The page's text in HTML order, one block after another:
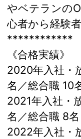
やベテランの
心者から経験
************
《合格実績》
2020年入社
名／総合職 10
2021年入社・
名／総合職 8名
2022年入社